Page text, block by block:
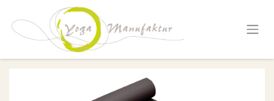
Zum Inhalt springen